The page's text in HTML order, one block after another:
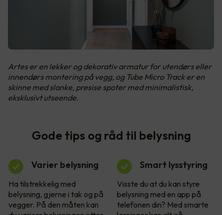
Artes er en lekker og dekorativ armatur for utendørs eller
innendørs montering på vegg, og Tube Micro Track er en
skinne med slanke, presise spoter med minimalistisk,
eksklusivt utseende.
Gode tips og råd til belysning
Varier belysning
Ha tilstrekkelig med
belysning, gjerne i tak og på
vegger. På den måten kan
Smart lysstyring
Visste du at du kan styre
belysning med en app på
telefonen din? Med smarte